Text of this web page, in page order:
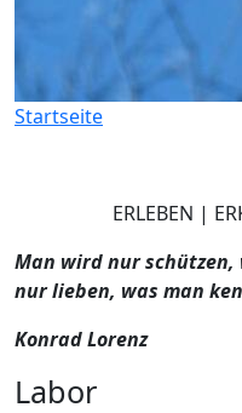
Startseite
ERLEBEN |
Man wird nur
nur lieben, was man
Konrad Lorenz
Labor